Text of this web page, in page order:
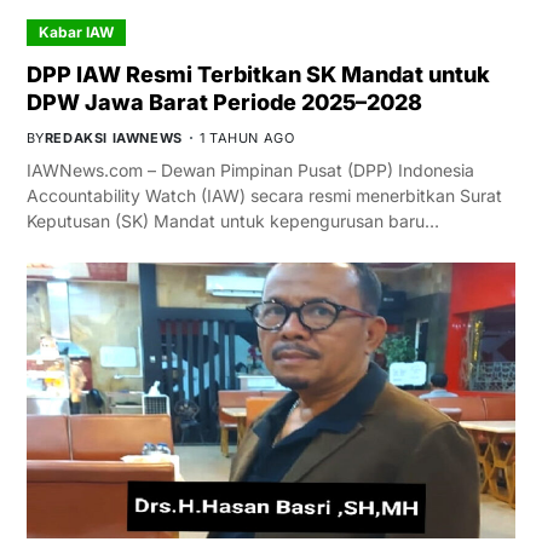
Kabar IAW
DPP IAW Resmi Terbitkan SK Mandat untuk
DPW Jawa Barat Periode 2025–2028
BYREDAKSI IAWNEWS 1 TAHUN AGO
IAWNews.com – Dewan Pimpinan Pusat (DPP) Indonesia
Accountability Watch (IAW) secara resmi menerbitkan Surat
Keputusan (SK) Mandat untuk kepengurusan baru…